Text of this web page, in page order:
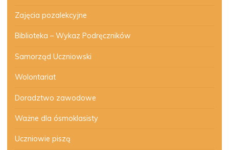
Zajęcia pozalekcyjne
Biblioteka – Wykaz Podręczników
Samorząd Uczniowski
Wolontariat
Doradztwo zawodowe
Ważne dla ósmoklasisty
Uczniowie piszą